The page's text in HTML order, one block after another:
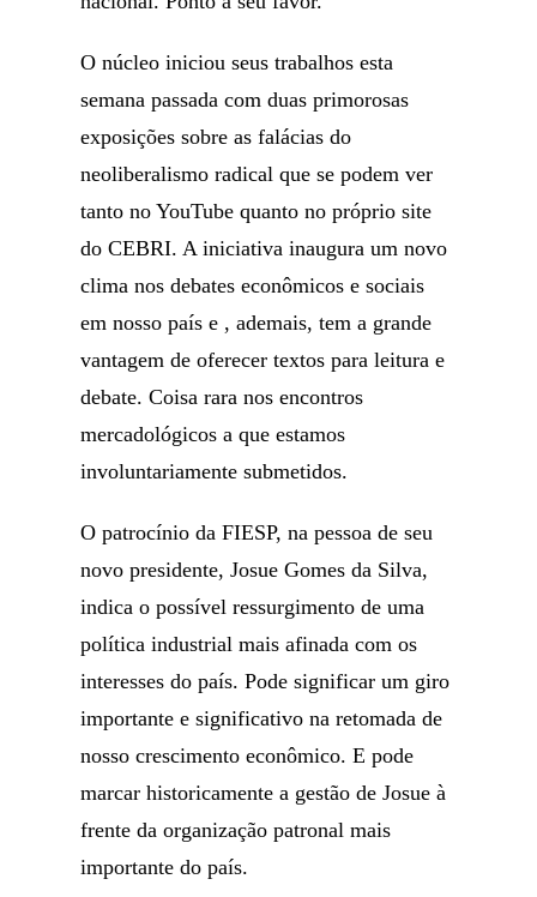
O núcleo iniciou seus trabalhos esta
semana passada com duas primorosas
exposições sobre as falácias do
neoliberalismo radical que se podem ver
tanto no YouTube quanto no próprio site
do CEBRI. A iniciativa inaugura um novo
clima nos debates econômicos e sociais
em nosso país e , ademais, tem a grande
vantagem de oferecer textos para leitura e
debate. Coisa rara nos encontros
mercadológicos a que estamos
involuntariamente submetidos.
O patrocínio da FIESP, na pessoa de seu
novo presidente, Josue Gomes da Silva,
indica o possível ressurgimento de uma
política industrial mais afinada com os
interesses do país. Pode significar um giro
importante e significativo na retomada de
nosso crescimento econômico. E pode
marcar historicamente a gestão de Josue à
frente da organização patronal mais
importante do país.